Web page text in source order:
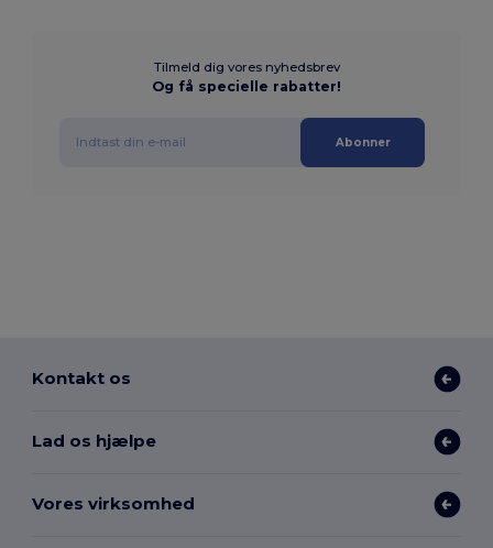
Tilmeld dig vores nyhedsbrev
Og få specielle rabatter!
Abonner
Kontakt os
Lad os hjælpe
Vores virksomhed